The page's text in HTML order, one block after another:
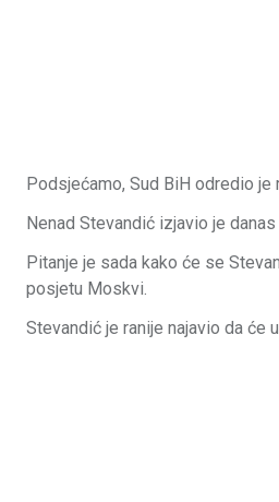
Podsjećamo, Sud BiH odredio
Nenad Stevandić izjavio je
Pitanje je sada kako će se
posjetu Moskvi.
Stevandić je ranije najavio da će